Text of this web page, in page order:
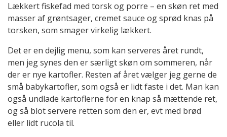
Lækkert fiskefad med torsk og porre – en skøn ret med
masser af grøntsager, cremet sauce og sprød knas på
torsken, som smager virkelig lækkert.
Det er en dejlig menu, som kan serveres året rundt,
men jeg synes den er særligt skøn om sommeren, når
der er nye kartofler. Resten af året vælger jeg gerne de
små babykartofler, som også er lidt faste i det. Man kan
også undlade kartoflerne for en knap så mættende ret,
og så blot servere retten som den er, evt med brød
eller lidt rucola til.